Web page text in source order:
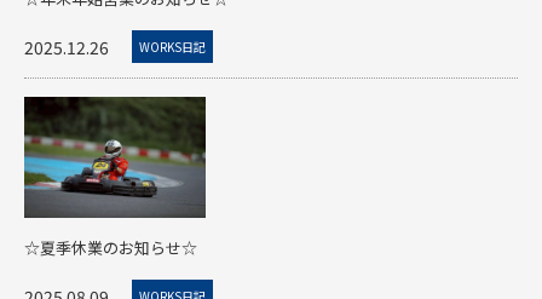
2025.12.26 WORKS日記
☆夏季休業のお知らせ☆